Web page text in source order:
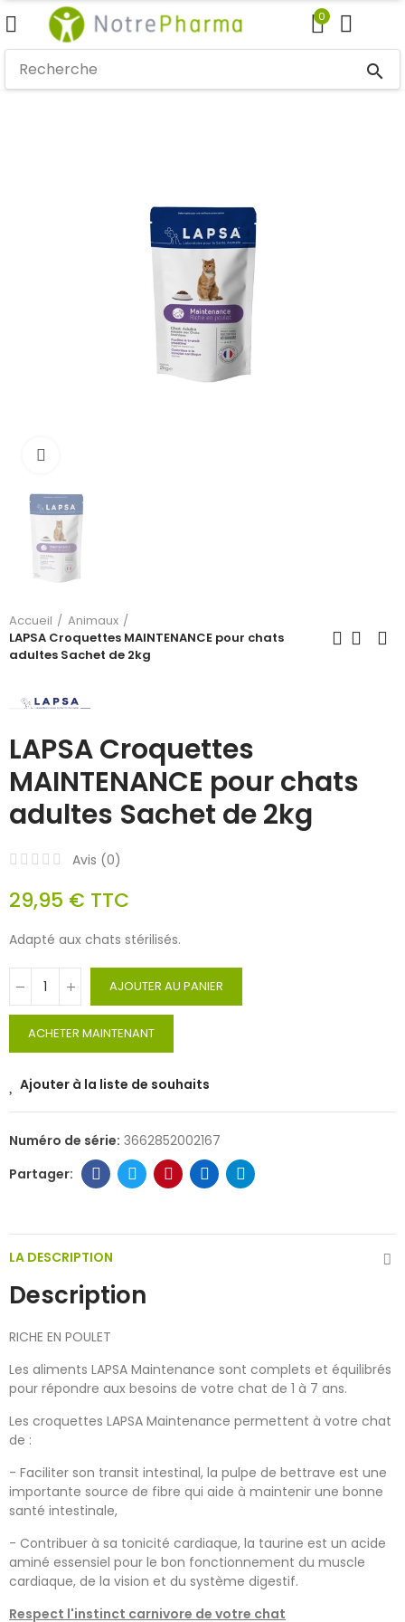
0
search
Accueil
Animaux
LAPSA Croquettes MAINTENANCE pour chats
adultes Sachet de 2kg
LAPSA Croquettes
MAINTENANCE pour chats
adultes Sachet de 2kg
Avis (0)
29,95 € TTC
Adapté aux chats stérilisés.
AJOUTER AU PANIER
ACHETER MAINTENANT
Ajouter à la liste de souhaits
Numéro de série: 3662852002167
LA DESCRIPTION
Description
RICHE EN POULET
Les aliments LAPSA Maintenance sont complets et équilibrés
pour répondre aux besoins de votre chat de 1 à 7 ans.
Les croquettes LAPSA Maintenance permettent à votre chat
de :
- Faciliter son transit intestinal, la pulpe de bettrave est une
importante source de fibre qui aide à maintenir une bonne
santé intestinale,
- Contribuer à sa tonicité cardiaque, la taurine est un acide
aminé essensiel pour le bon fonctionnement du muscle
cardiaque, de la vision et du système digestif.
Respect l'instinct carnivore de votre chat